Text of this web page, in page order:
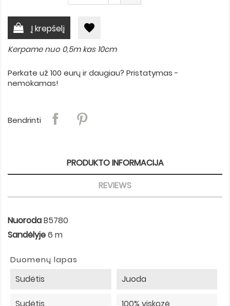
Į krepšelį favorite
Kerpame nuo 0,5m kas 10cm
Perkate už 100 eurų ir daugiau? Pristatymas -
nemokamas!
Bendrinti
PRODUKTO INFORMACIJA
REVIEWS
NuorodaB5780
Sandėlyje6 m
Duomenų lapas
Sudėtis Juoda